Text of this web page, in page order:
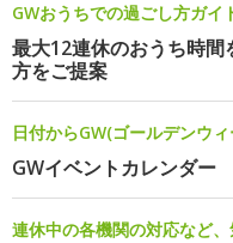
GWおうちでの過ごし方ガイ
最大12連休のおうち時間
方をご提案
日付からGW(ゴールデンウ
GWイベントカレンダー
連休中の各機関の対応など